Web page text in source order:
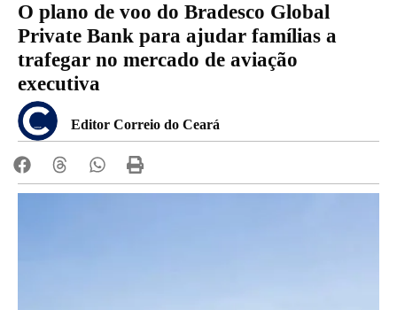
O plano de voo do Bradesco Global
Private Bank para ajudar famílias a
trafegar no mercado de aviação
executiva
Editor Correio do Ceará